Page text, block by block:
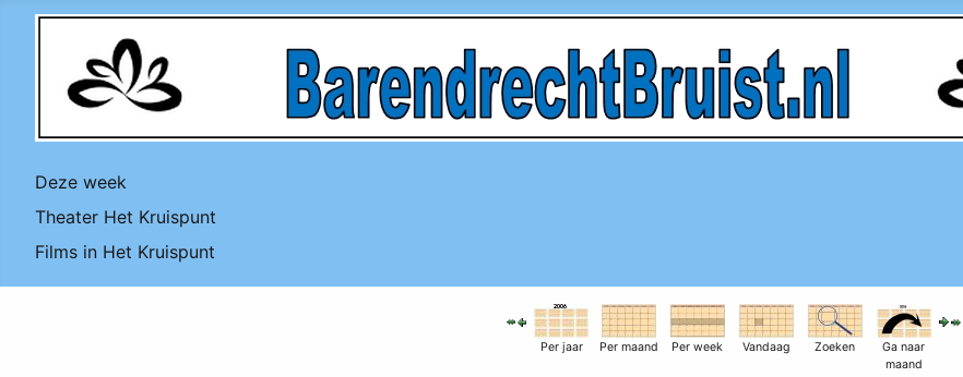
Deze week
Theater Het Kruispunt
Films in Het Kruispunt
Per jaar Per maand Per week Vandaag Zoeken
Ga naar
maand